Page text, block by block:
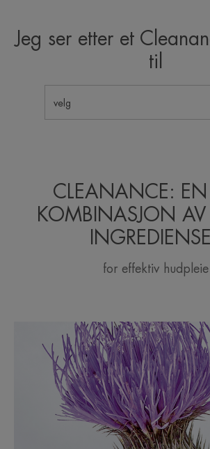
Jeg ser etter et
til
velg
CLEANANCE:
KOMBINASJON AV
for effektiv hudpleie